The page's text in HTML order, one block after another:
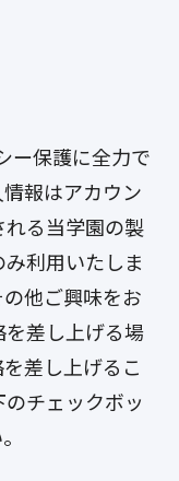
ー保護に全力で
報はアカウン
れる当学園の製
利用いたしま
他ご興味をお
差し上げる場
差し上げるこ
チェックボッ